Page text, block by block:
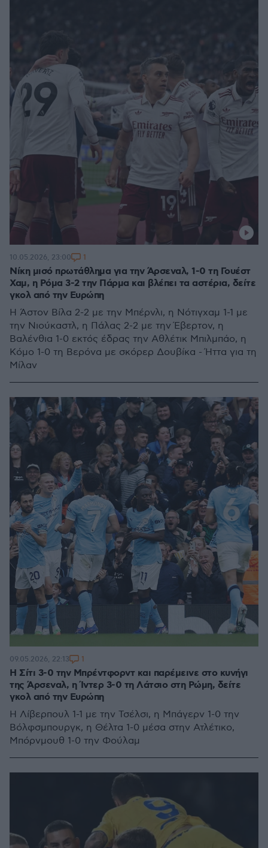
Νίκη μισό πρωτάθλημα για την Άρσεναλ, 1-0 τη Γουέστ
Χαμ, η Ρόμα 3-2 την Πάρμα και βλέπει τα αστέρια, δείτε
γκολ από την Ευρώπη
Η Άστον Βίλα 2-2 με την Μπέρνλι, η Νότιγχαμ 1-1 με
την Νιούκαστλ, η Πάλας 2-2 με την Έβερτον, η
Βαλένθια 1-0 εκτός έδρας την Αθλέτικ Μπιλμπάο, η
Κόμο 1-0 τη Βερόνα με σκόρερ Δουβίκα - Ήττα για τη
Μίλαν
10.05.2026, 23:00 1
Η Σίτι 3-0 την Μπρέντφορντ και παρέμεινε στο κυνήγι
της Άρσεναλ, η Ίντερ 3-0 τη Λάτσιο στη Ρώμη, δείτε
γκολ από την Ευρώπη
Η Λίβερπουλ 1-1 με την Τσέλσι, η Μπάγερν 1-0 την
Βόλφσμπουργκ, η Θέλτα 1-0 μέσα στην Ατλέτικο,
Μπόρνμουθ 1-0 την Φούλαμ
09.05.2026, 22:13 1